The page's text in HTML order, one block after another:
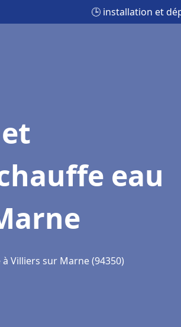
🕒 installation et
eau
Villiers sur Marne (94350)